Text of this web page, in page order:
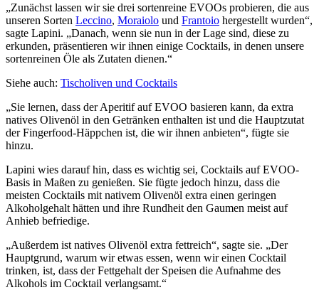
„Zunächst lassen wir sie drei sortenreine EVOOs probieren, die aus
unseren Sorten Leccino, Moraiolo und Frantoio hergestellt wurden“,
sagte Lapini. „Danach, wenn sie nun in der Lage sind, diese zu
erkunden, präsentieren wir ihnen einige Cocktails, in denen unsere
sortenreinen Öle als Zutaten dienen.“
Siehe auch: Tischoliven und Cocktails
„Sie lernen, dass der Aperitif auf EVOO basieren kann, da extra
natives Olivenöl in den Getränken enthalten ist und die Hauptzutat
der Fingerfood-Häppchen ist, die wir ihnen anbieten“, fügte sie
hinzu.
Lapini wies darauf hin, dass es wichtig sei, Cocktails auf EVOO-
Basis in Maßen zu genießen. Sie fügte jedoch hinzu, dass die
meisten Cocktails mit nativem Olivenöl extra einen geringen
Alkoholgehalt hätten und ihre Rundheit den Gaumen meist auf
Anhieb befriedige.
„Außerdem ist natives Olivenöl extra fettreich“, sagte sie. „Der
Hauptgrund, warum wir etwas essen, wenn wir einen Cocktail
trinken, ist, dass der Fettgehalt der Speisen die Aufnahme des
Alkohols im Cocktail verlangsamt.“